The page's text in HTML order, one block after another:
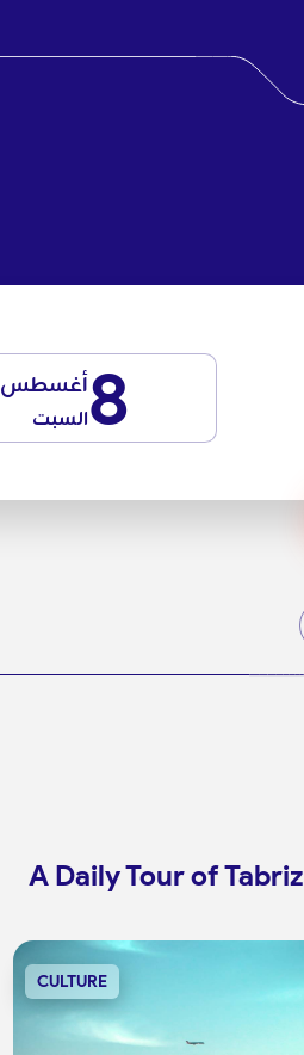
8أغسطس
السبت
A Daily Tour of
CULTURE